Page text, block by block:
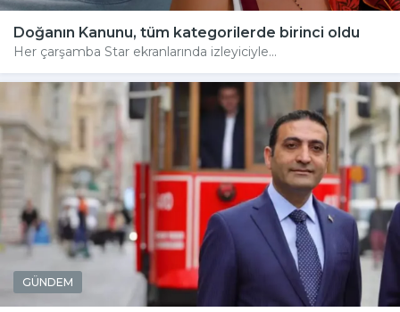
Doğanın Kanunu, tüm kategorilerde birinci oldu
Her çarşamba Star ekranlarında izleyiciyle...
GÜNDEM